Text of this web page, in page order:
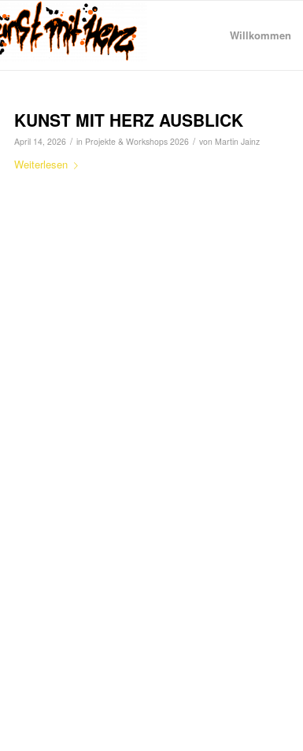
Willkommen
KUNST MIT HERZ AUSBLICK
April 14, 2026 / in Projekte & Workshops 2026 / von Martin Jainz
Weiterlesen